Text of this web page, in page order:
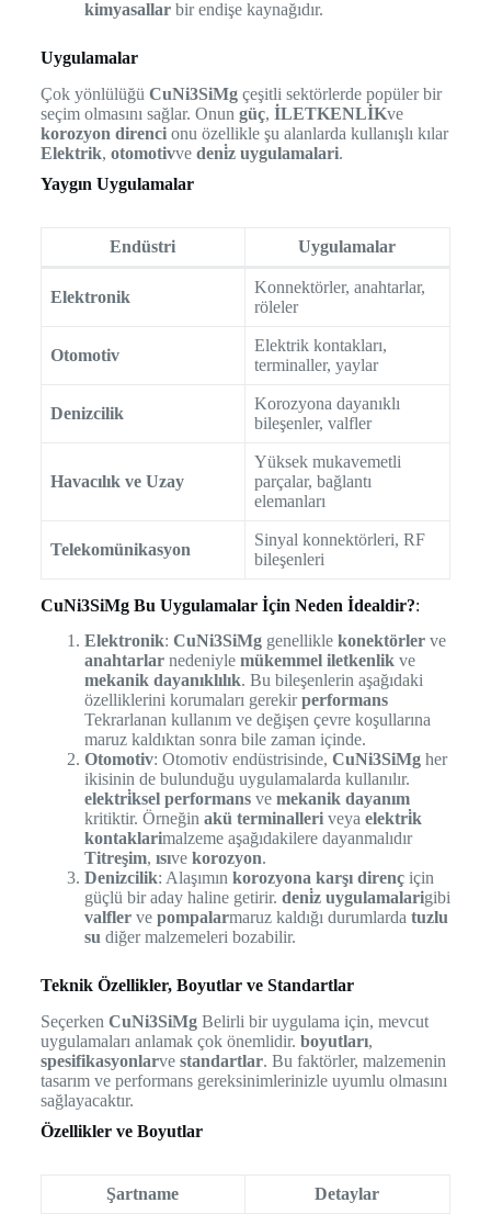
kimyasallarbir endişe kaynağıdır.
Uygulamalar
Çok yönlülüğü CuNi3SiMgçeşitli sektörlerde popüler bir
seçim olmasını sağlar. Onun güç, İLETKENLİKve
korozyon direncionu özellikle şu alanlarda kullanışlı kılar
Elektrik, otomotivve deni̇z uygulamalari.
Yaygın Uygulamalar
Endüstri Uygulamalar
Elektronik
Konnektörler, anahtarlar,
röleler
Otomotiv
Elektrik kontakları,
terminaller, yaylar
Denizcilik
Korozyona dayanıklı
bileşenler, valfler
Havacılık ve Uzay
Yüksek mukavemetli
parçalar, bağlantı
elemanları
Telekomünikasyon
Sinyal konnektörleri, RF
bileşenleri
CuNi3SiMg Bu Uygulamalar İçin Neden İdealdir?:
Elektronik: CuNi3SiMggenellikle konektörlerve
anahtarlarnedeniyle mükemmel iletkenlikve
mekanik dayanıklılık. Bu bileşenlerin aşağıdaki
özelliklerini korumaları gerekirperformans
Tekrarlanan kullanım ve değişen çevre koşullarına
maruz kaldıktan sonra bile zaman içinde.
Otomotiv: Otomotiv endüstrisinde, CuNi3SiMgher
ikisinin de bulunduğu uygulamalarda kullanılır.
elektri̇ksel performansve mekanik dayanım
kritiktir. Örneğin akü terminalleriveya elektri̇k
kontaklarimalzeme aşağıdakilere dayanmalıdır
Titreşim, ısıve korozyon.
Denizcilik: Alaşımın korozyona karşı dirençiçin
güçlü bir aday haline getirir. deni̇z uygulamalarigibi
valflerve pompalarmaruz kaldığı durumlarda tuzlu
su diğer malzemeleri bozabilir.
Teknik Özellikler, Boyutlar ve Standartlar
Seçerken CuNi3SiMgBelirli bir uygulama için, mevcut
uygulamaları anlamak çok önemlidir. boyutları,
spesifikasyonlarve standartlar. Bu faktörler, malzemenin
tasarım ve performans gereksinimlerinizle uyumlu olmasını
sağlayacaktır.
Özellikler ve Boyutlar
Şartname Detaylar